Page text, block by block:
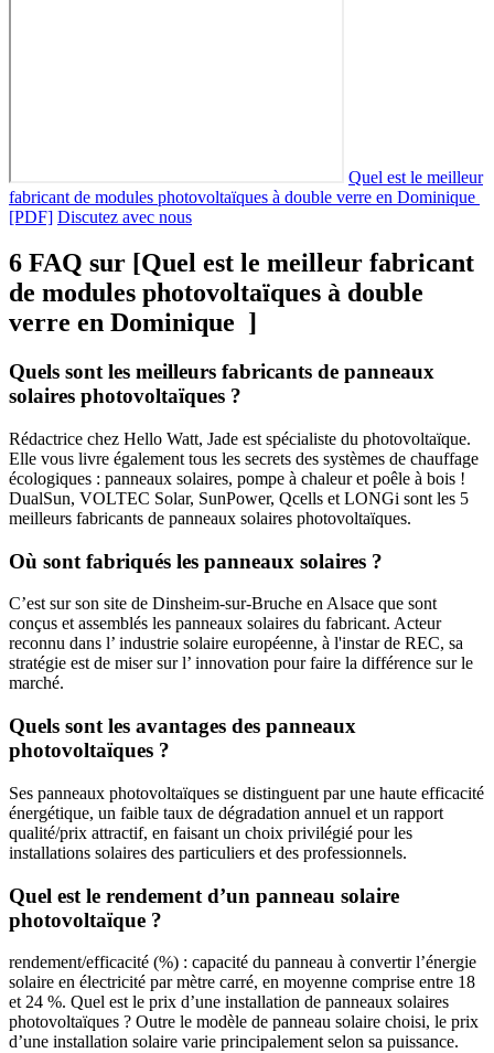
Quel est le meilleur
fabricant de modules photovoltaïques à double verre en Dominique
[PDF] Discutez avec nous
6 FAQ sur [Quel est le meilleur fabricant
de modules photovoltaïques à double
verre en Dominique ]
Quels sont les meilleurs fabricants de panneaux
solaires photovoltaïques ?
Rédactrice chez Hello Watt, Jade est spécialiste du photovoltaïque.
Elle vous livre également tous les secrets des systèmes de chauffage
écologiques : panneaux solaires, pompe à chaleur et poêle à bois !
DualSun, VOLTEC Solar, SunPower, Qcells et LONGi sont les 5
meilleurs fabricants de panneaux solaires photovoltaïques.
Où sont fabriqués les panneaux solaires ?
C’est sur son site de Dinsheim-sur-Bruche en Alsace que sont
conçus et assemblés les panneaux solaires du fabricant. Acteur
reconnu dans l’ industrie solaire européenne, à l'instar de REC, sa
stratégie est de miser sur l’ innovation pour faire la différence sur le
marché.
Quels sont les avantages des panneaux
photovoltaïques ?
Ses panneaux photovoltaïques se distinguent par une haute efficacité
énergétique, un faible taux de dégradation annuel et un rapport
qualité/prix attractif, en faisant un choix privilégié pour les
installations solaires des particuliers et des professionnels.
Quel est le rendement d’un panneau solaire
photovoltaïque ?
rendement/efficacité (%) : capacité du panneau à convertir l’énergie
solaire en électricité par mètre carré, en moyenne comprise entre 18
et 24 %. Quel est le prix d’une installation de panneaux solaires
photovoltaïques ? Outre le modèle de panneau solaire choisi, le prix
d’une installation solaire varie principalement selon sa puissance.